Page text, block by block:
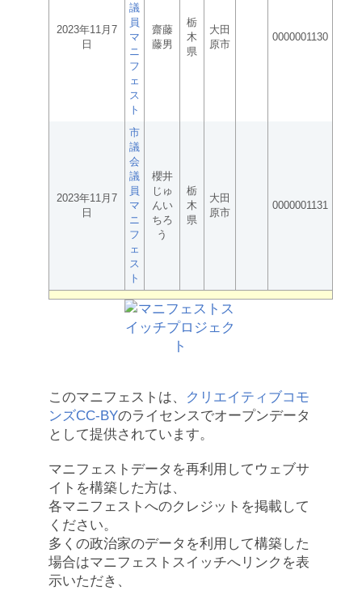
2023年11月7
日
議
員
マ
ニ
フ
ェ
ス
ト
齋藤
藤男
栃
木
県
大田
原市
0000001130
2023年11月7
日
市
議
会
議
員
マ
ニ
フ
ェ
ス
ト
櫻井
じゅ
んい
ちろ
う
栃
木
県
大田
原市
0000001131
このマニフェストは、
クリエイティブコモ
ンズCC-BYのライセンスでオープンデータ
として提供されています。
マニフェストデータを再利用してウェブサ
イトを構築した方は、
各マニフェストへのクレジットを掲載して
ください。
多くの政治家のデータを利用して構築した
場合はマニフェストスイッチへリンクを表
示いただき、